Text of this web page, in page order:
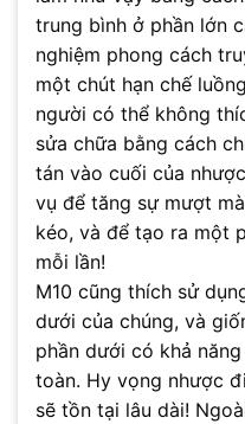
trung bình ở phần lớn
nghiệm phong cách
một chút hạn chế
người có thể không
sửa chữa bằng cách
tán vào cuối của
vụ để tăng sự mượt
kéo, và để tạo ra một
mỗi lần!
M10 cũng thích sử
dưới của chúng, và
phần dưới có khả
toàn. Hy vọng nhược
sẽ tồn tại lâu dài!